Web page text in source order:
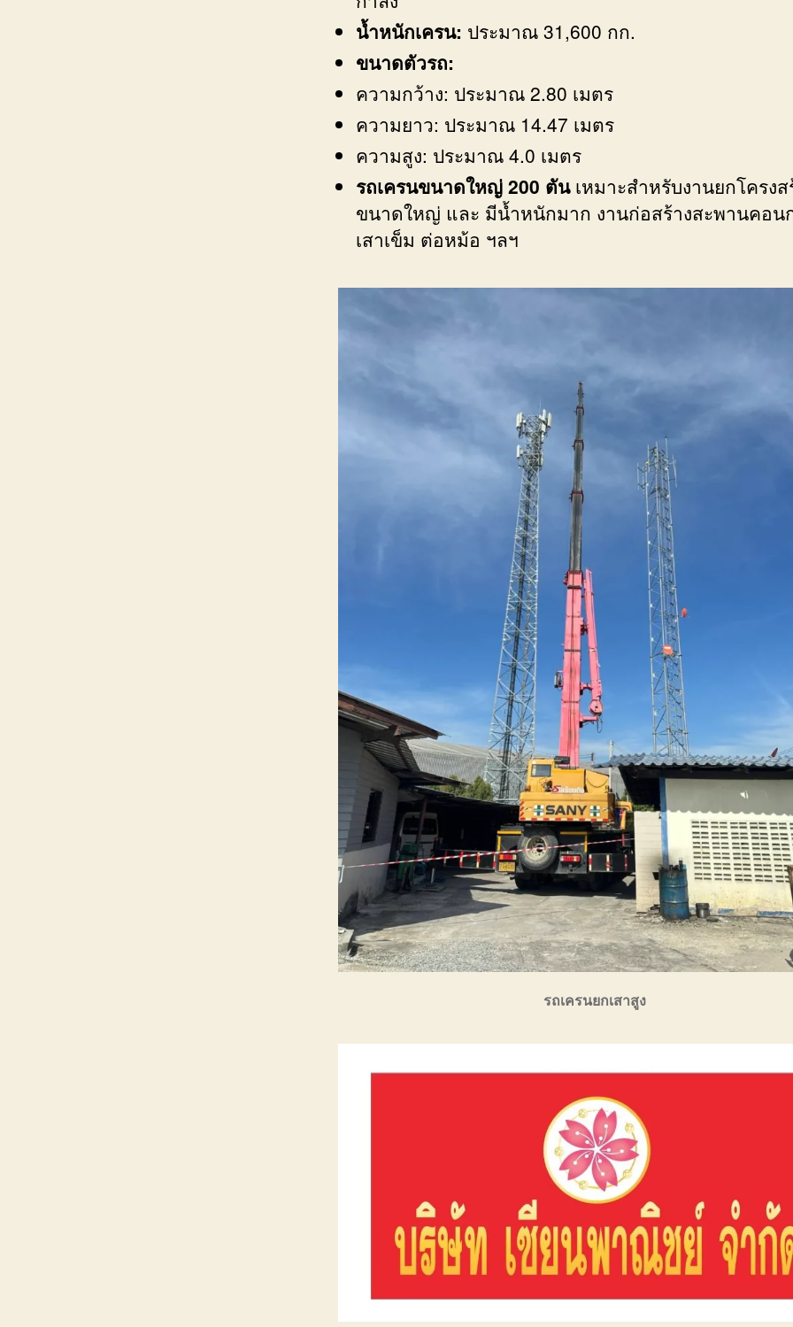
น้ำหนักเครน: ประมาณ 31,600 กก.
ขนาดตัวรถ:
ความกว้าง: ประมาณ 2.80 เมตร
ความยาว: ประมาณ 14.47 เมตร
ความสูง: ประมาณ 4.0 เมตร
รถเครนขนาดใหญ่ 200 ตันเหมาะสำหรับงานยกโครงส
ขนาดใหญ่ และ มีน้ำหนักมาก งานก่อสร้างสะพานคอน
เสาเข็ม ต่อหม้อ ฯลฯ
รถเครนยกเสาสูง